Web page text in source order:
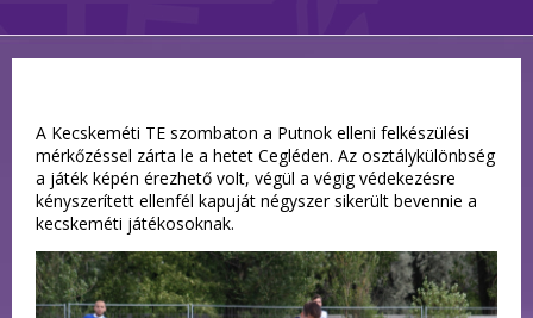
A Kecskeméti TE szombaton a Putnok elleni felkészülési
mérkőzéssel zárta le a hetet Cegléden. Az osztálykülönbség
a játék képén érezhető volt, végül a végig védekezésre
kényszerített ellenfél kapuját négyszer sikerült bevennie a
kecskeméti játékosoknak.